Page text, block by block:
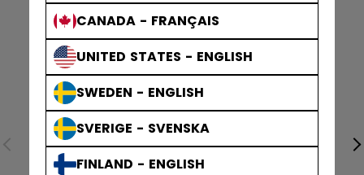
CANADA - FRANÇAIS
UNITED STATES - ENGLISH
SWEDEN - ENGLISH
SVERIGE - SVENSKA
FINLAND - ENGLISH